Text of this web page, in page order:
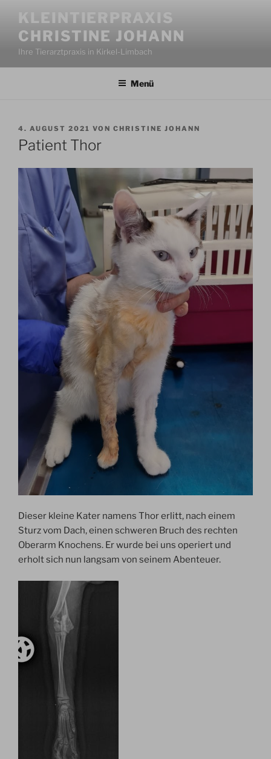
Inhalt
springen
KLEINTIERPRAXIS
CHRISTINE JOHANN
Ihre Tierarztpraxis in Kirkel-Limbach
Menü
VERÖFFENTLICHT
AM
4. AUGUST 2021 VON CHRISTINE JOHANN
Patient Thor
Dieser kleine Kater namens Thor erlitt, nach einem
Sturz vom Dach, einen schweren Bruch des rechten
Oberarm Knochens. Er wurde bei uns operiert und
erholt sich nun langsam von seinem Abenteuer.